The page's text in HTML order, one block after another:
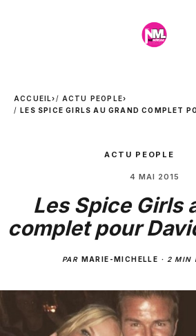
ACCUEIL› ACTU PEOPLE›
LES SPICE GIRLS AU GRAND COMPLET
ACTU PEOPLE
4 MAI 2015
Les Spice Girls
complet pour
PAR MARIE-MICHELLE · 2 MIN